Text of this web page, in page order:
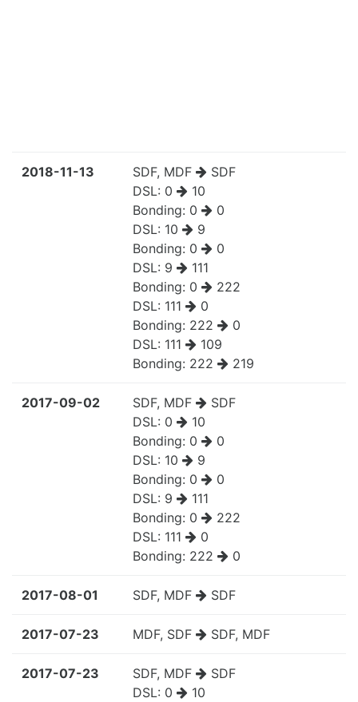
2018-11-13 SDF, MDF
SDF
DSL: 0
10
Bonding: 0
0
DSL: 10
9
Bonding: 0
0
DSL: 9
111
Bonding: 0
222
DSL: 111
0
Bonding: 222
0
DSL: 111
109
Bonding: 222 219
2017-09-02 SDF, MDF
SDF
DSL: 0
10
Bonding: 0
0
DSL: 10
9
Bonding: 0
0
DSL: 9
111
Bonding: 0
222
DSL: 111
0
Bonding: 222 0
2017-08-01 SDF, MDF SDF
2017-07-23 MDF, SDF SDF, MDF
2017-07-23 SDF, MDF
SDF
DSL: 0
10